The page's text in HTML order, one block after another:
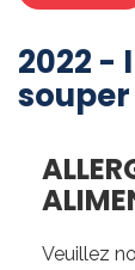
2022 -
souper
Veuillez